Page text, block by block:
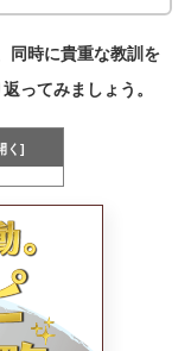
同時に貴重な教訓を
ってみましょう。